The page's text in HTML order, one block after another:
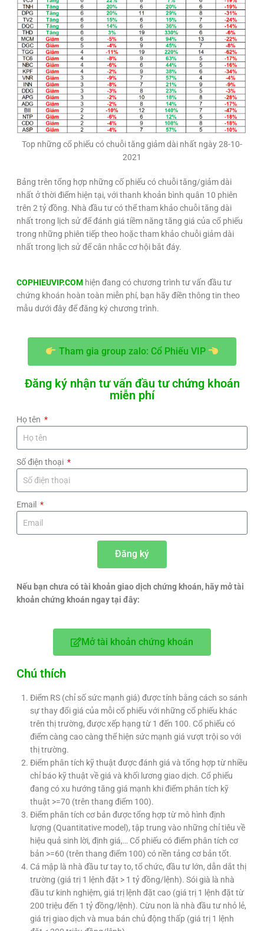
Top những cổ phiếu có chuỗi tăng giảm dài nhất ngày 28-10-
2021
Bảng trên tổng hợp những cố phiếu có chuỗi tăng/giảm dài
nhất ở thời điểm hiện tại, với thanh khoản bình quân 10 phiên
trên 2 tỷ đồng. Nhà đầu tư có thể tham khảo chuỗi tăng dài
nhất trong lịch sử để đánh giá tiềm năng tăng giá của cổ phiếu
trong những phiên tiếp theo hoặc tham khảo chuỗi giảm dài
nhất trong lịch sử để cân nhắc cơ hội bắt đáy.
COPHIEUVIP.COM hiện đang có chương trình tư vấn đầu tư
chứng khoán hoàn toàn miễn phí, bạn hãy điền thông tin theo
mẫu dưới đây để đăng ký chương trình.
Tham gia group zalo: Cổ Phiếu VIP
Đăng ký nhận tư vấn đầu tư chứng khoán
miễn phí
Họ tên
Số điện thoại
Email
Đăng ký
Nếu bạn chưa có tài khoản giao dịch chứng khoán, hãy mở tài
khoản chứng khoán ngay tại đây:
Mở tài khoản chứng khoán
Chú thích
Điểm RS (chỉ số sức mạnh giá) được tính bằng cách so sánh
sự thay đổi giá của mỗi cổ phiếu với những cổ phiếu khác
trên thị trường, được xếp hạng từ 1 đến 100. Cổ phiếu có
điểm càng cao càng thể hiện sức mạnh giá vượt trội so với
thị trường.
Điểm phân tích kỹ thuật được đánh giá và tổng hợp từ nhiều
chỉ báo kỹ thuật về giá và khối lương giao dịch. Cổ phiếu
đang có xu hướng tăng giá mạnh khi điểm phân tích kỹ
thuật >=70 (trên thang điểm 100).
Điểm phân tích cơ bản được tổng hợp từ mô hình định
lượng (Quantitative model), tập trung vào những chỉ tiêu về
hiệu quả sinh lời, định giá,… Cổ phiếu có điểm phân tích cơ
bản >=60 (trên thang điểm 100) có nền tảng cơ bản tốt.
Cá mập là nhà đầu tư tay to, tổ chức, đầu tư lớn, dẫn dắt thị
trường (giá trị 1 lệnh đặt > 1 tỷ đồng/lệnh). Sói già là nhà
đầu tư kinh nghiệm, giá trị lệnh đặt cao (giá trị 1 lệnh đặt từ
200 triệu đến 1 tỷ đồng/lệnh). Cừu non là nhà đầu tư nhỏ lẻ,
giá trị giao dịch và mua bán chủ động thấp (giá trị 1 lệnh